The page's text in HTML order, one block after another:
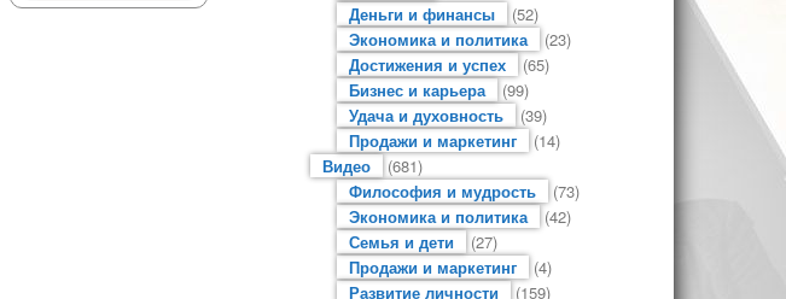
Деньги и финансы
(52)
Экономика и политика
(23)
Достижения и успех
(65)
Бизнес и карьера
(99)
Удача и духовность
(39)
Продажи и маркетинг
(14)
Видео
(681)
Философия и мудрость
(73)
Экономика и политика
(42)
Семья и дети
(27)
Продажи и маркетинг
(4)
Развитие личности
(159)